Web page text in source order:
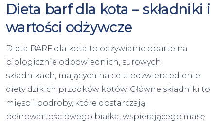
Dieta barf dla kota – składniki i
wartości odżywcze
Dieta BARF dla kota to odżywianie oparte na
biologicznie odpowiednich, surowych
składnikach, mających na celu odzwierciedlenie
diety dzikich przodków kotów. Główne składniki to
mięso i podroby, które dostarczają
pełnowartościowego białka, wspierającego masę